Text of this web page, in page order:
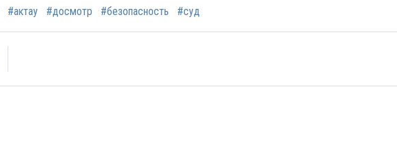
#актау #досмотр #безопасность #суд